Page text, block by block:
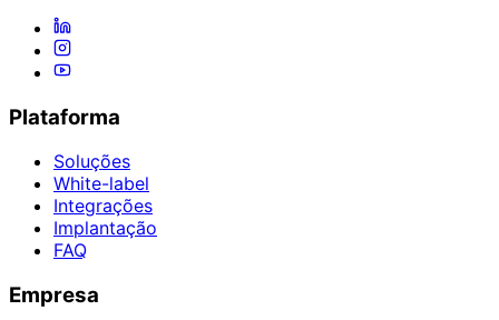
Plataforma
Soluções
White-label
Integrações
Implantação
FAQ
Empresa